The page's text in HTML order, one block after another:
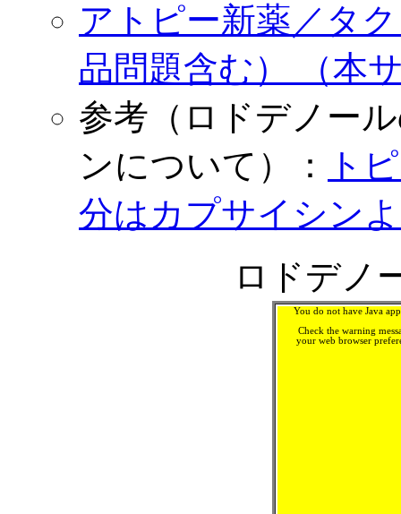
アトピー新薬／タ
品問題含む） （本
参考（ロドデノー
ンについて）：
ト
分はカプサイシン
ロドデノ
You do not have Java
Check the warning
your web browser